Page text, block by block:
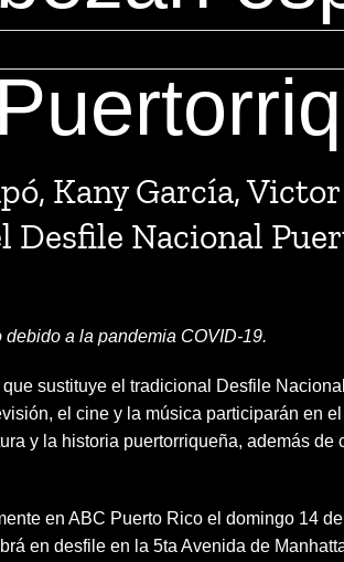
Kany García,
Desfile Nacional
a la pandemia COVID-19.
sustituye el tradicional Desfile
el cine y la música participarán en el
y la historia puertorriqueña, además de
en ABC Puerto Rico el domingo 14
en desfile en la 5ta Avenida de